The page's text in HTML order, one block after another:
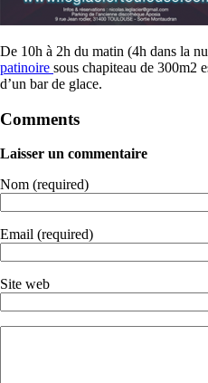
De 10h à 2h du matin (4h dans la
patinoire sous chapiteau de 300m2
d’un bar de glace.
Comments
Laisser un commentaire
Nom (required)
Email (required)
Site web